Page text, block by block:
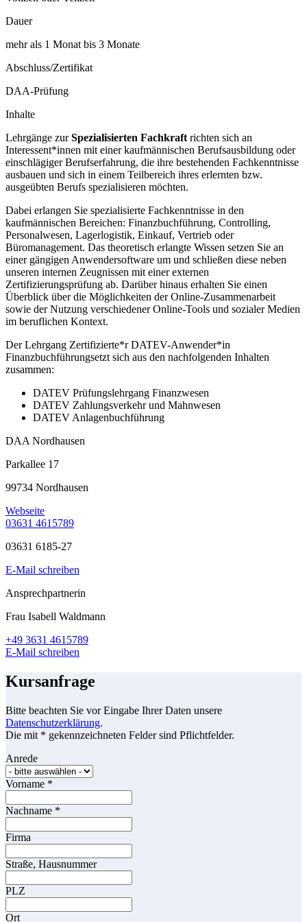
Dauer
mehr als 1 Monat bis 3 Monate
Abschluss/Zertifikat
DAA-Prüfung
Inhalte
Lehrgänge zurSpezialisierten Fachkraftrichten sich an
Interessent*innen mit einer kaufmännischen Berufsausbildung oder
einschlägiger Berufserfahrung, die ihre bestehenden Fachkenntnisse
ausbauen und sich in einem Teilbereich ihres erlernten bzw.
ausgeübten Berufs spezialisieren möchten.
Dabei erlangen Sie spezialisierte Fachkenntnisse in den
kaufmännischen Bereichen: Finanzbuchführung, Controlling,
Personalwesen, Lagerlogistik, Einkauf, Vertrieb oder
Büromanagement. Das theoretisch erlangte Wissen setzen Sie an
einer gängigen Anwendersoftware um und schließen diese neben
unseren internen Zeugnissen mit einer externen
Zertifizierungsprüfung ab. Darüber hinaus erhalten Sie einen
Überblick über die Möglichkeiten der Online-Zusammenarbeit
sowie der Nutzung verschiedener Online-Tools und sozialer Medien
im beruflichen Kontext.
Der Lehrgang Zertifizierte*r DATEV-Anwender*in
Finanzbuchführungsetzt sich aus den nachfolgenden Inhalten
zusammen:
DATEV Prüfungslehrgang Finanzwesen
DATEV Zahlungsverkehr und Mahnwesen
DATEV Anlagenbuchführung
DAA Nordhausen
Parkallee 17
99734 Nordhausen
Webseite
03631 4615789
03631 6185-27
E-Mail schreiben
Ansprechpartnerin
Frau Isabell Waldmann
+49 3631 4615789
E-Mail schreiben
Kursanfrage
Bitte beachten Sie vor Eingabe Ihrer Daten unsere
Datenschutzerklärung.
Die mit * gekennzeichneten Felder sind Pflichtfelder.
Anrede
Vorname *
Nachname *
Firma
Straße, Hausnummer
PLZ
Ort